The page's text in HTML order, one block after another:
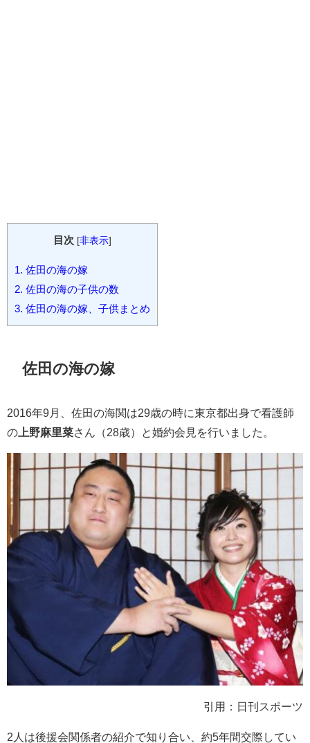
目次 [非表示]
1. 佐田の海の嫁
2. 佐田の海の子供の数
3. 佐田の海の嫁、子供まとめ
佐田の海の嫁
2016年9月、佐田の海関は29歳の時に東京都出身で看護師
の 上野麻里菜さん（28歳）と婚約会見を行いました。
引用：日刊スポーツ
2人は後援会関係者の紹介で知り合い、約5年間交際してい